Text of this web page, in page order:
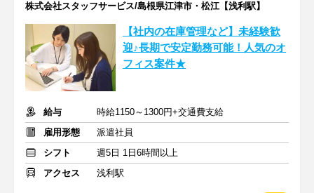
株式会社スタッフサービス/島根県江津市・松江【浅利駅】
【社内の在庫管理など】未経験歓
迎♪長期で安定勤務可能！人気のオ
フィス案件★
給与
時給1150～1300円+交通費支給
雇用形態
派遣社員
シフト
週5日 1日6時間以上
アクセス
浅利駅